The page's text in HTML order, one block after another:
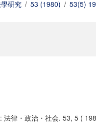
研究 / 53 (1980) / 53(5)
法律・政治・社会. 53, 5 (